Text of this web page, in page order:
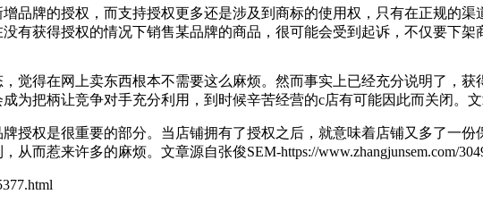
牌的授权，而支持授权更多还是涉及到商标的使用权，只有在正规的渠
有获得授权的情况下销售某品牌的商品，很可能会受到起诉，不仅要下架
得在网上卖东西根本不需要这么麻烦。然而事实上已经充分说明了，获
为把柄让竞争对手充分利用，到时候辛苦经营的c店有可能因此而关闭。
权是很重要的部分。当店铺拥有了授权之后，就意味着店铺又多了一份
从而惹来许多的麻烦。 文章源自张俊SEM-https://www.zhangjunsem.com/